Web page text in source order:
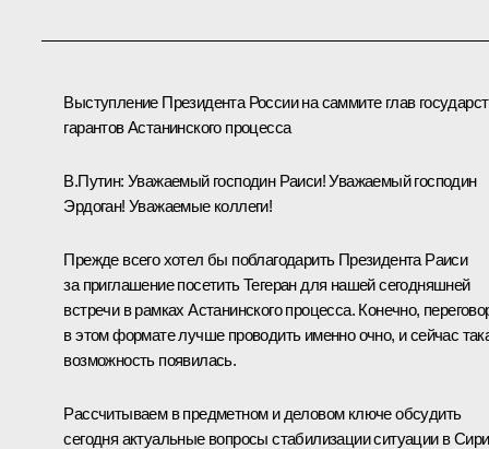
Выступление Президента России на саммите глав
гарантов Астанинского процесса
В.Путин: Уважаемый господин Раиси! Уважаемый господин
Эрдоган! Уважаемые коллеги!
Прежде всего хотел бы поблагодарить Президента Раиси
за приглашение посетить Тегеран для нашей сегодняшней
встречи в рамках Астанинского процесса. Конечно,
в этом формате лучше проводить именно очно, и сейчас
возможность появилась.
Рассчитываем в предметном и деловом ключе обсудить
сегодня актуальные вопросы стабилизации ситуации в